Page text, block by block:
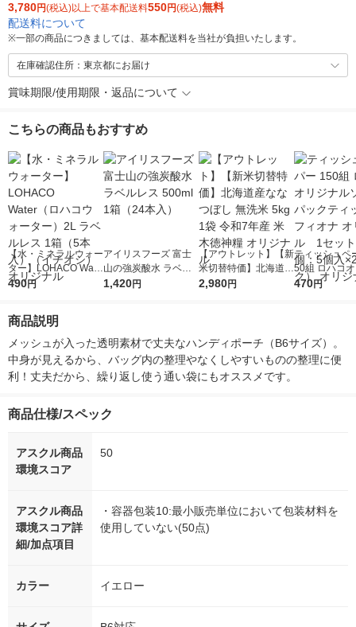
3,780円(税込)以上で基本配送料550円(税込)無料
配送料について
※一部の商品につきましては、基本配送料を当社が負担いたします。
在庫確認住所：東京都にお届け
賞味期限/使用期限・返品について
こちらの商品もおすすめ
【水・ミネラルウォー
ター】LOHACO Wate
r（ロハコウォータ
シ） オリジナル
490円
アイリスフーズ 富士
山の強炭酸水 ラベル
レス 500ml 1箱（24
1,420円
【アウトレット】【新
米切替特価】北海道産
ななつぼし 無洗米 5k
2,980円
ティッシュペ
50組 ロハコ
ルソフトパッ
オリジナル
470円
商品説明
メッシュが入った透明素材で丈夫なハンディポーチ（B6サイズ）。
中身が見えるから、バッグ内の整理やなくしやすいものの整理に便
利！丈夫だから、繰り返し使う通い袋にもオススメです。
商品仕様/スペック
アスクル商品
環境スコア
50
アスクル商品
環境スコア詳
細/加点項目
・容器包装10:最小販売単位において包装材料を
使用していない(50点)
カラー イエロー